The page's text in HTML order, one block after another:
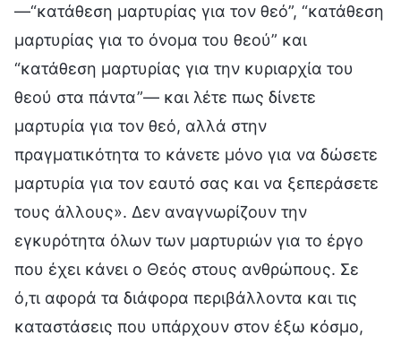
—“κατάθεση μαρτυρίας για τον θεό”, “κατάθεση
μαρτυρίας για το όνομα του θεού” και
“κατάθεση μαρτυρίας για την κυριαρχία του
θεού στα πάντα”— και λέτε πως δίνετε
μαρτυρία για τον θεό, αλλά στην
πραγματικότητα το κάνετε μόνο για να δώσετε
μαρτυρία για τον εαυτό σας και να ξεπεράσετε
τους άλλους». Δεν αναγνωρίζουν την
εγκυρότητα όλων των μαρτυριών για το έργο
που έχει κάνει ο Θεός στους ανθρώπους. Σε
ό,τι αφορά τα διάφορα περιβάλλοντα και τις
καταστάσεις που υπάρχουν στον έξω κόσμο,